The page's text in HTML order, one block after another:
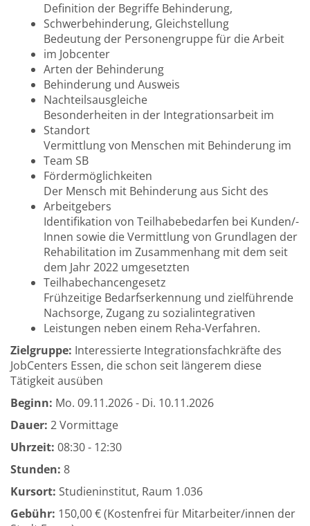
Definition der Begriffe Behinderung,
Schwerbehinderung, Gleichstellung
Bedeutung der Personengruppe für die Arbeit
im Jobcenter
Arten der Behinderung
Behinderung und Ausweis
Nachteilsausgleiche
Besonderheiten in der Integrationsarbeit im
Standort
Vermittlung von Menschen mit Behinderung im
Team SB
Fördermöglichkeiten
Der Mensch mit Behinderung aus Sicht des
Arbeitgebers
Identifikation von Teilhabebedarfen bei Kunden/-
Innen sowie die Vermittlung von Grundlagen der
Rehabilitation im Zusammenhang mit dem seit
dem Jahr 2022 umgesetzten
Teilhabechancengesetz
Frühzeitige Bedarfserkennung und zielführende
Nachsorge, Zugang zu sozialintegrativen
Leistungen neben einem Reha-Verfahren.
Zielgruppe: Interessierte Integrationsfachkräfte des
JobCenters Essen, die schon seit längerem diese
Tätigkeit ausüben
Beginn: Mo. 09.11.2026 - Di. 10.11.2026
Dauer: 2 Vormittage
Uhrzeit: 08:30 - 12:30
Stunden: 8
Kursort: Studieninstitut, Raum 1.036
Gebühr: 150,00 € (Kostenfrei für Mitarbeiter/innen der